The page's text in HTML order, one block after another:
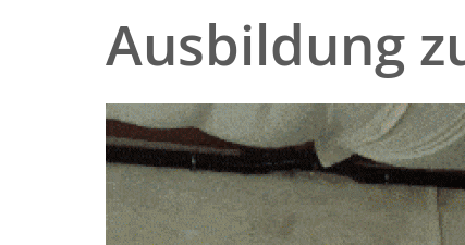
Ausbildung